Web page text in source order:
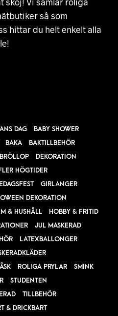
så som
hittar du helt enkelt alla
DAG
BABY SHOWER
BAKA
BAKTILLBEHÖR
BRÖLLOP
DEKORATION
HÖGTIDER
GIRLANGER
DEKORATION
& HUSHÅLL
HOBBY & FRITID
JUL MASKERAD
LATEXBALLONGER
ROLIGA PRYLAR
SMINK
STUDENTEN
TILLBEHÖR
& DRICKBART